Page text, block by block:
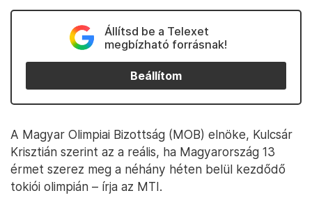
Állítsd be a Telexet
megbízható forrásnak!
Beállítom
A Magyar Olimpiai Bizottság (MOB) elnöke, Kulcsár
Krisztián szerint az a reális, ha Magyarország 13
érmet szerez meg a néhány héten belül kezdődő
tokiói olimpián – írja az MTI.